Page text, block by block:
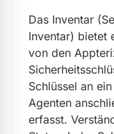
Das Inventar
Inventar) bietet
von den
Schlüssel an
Agenten
erfasst.